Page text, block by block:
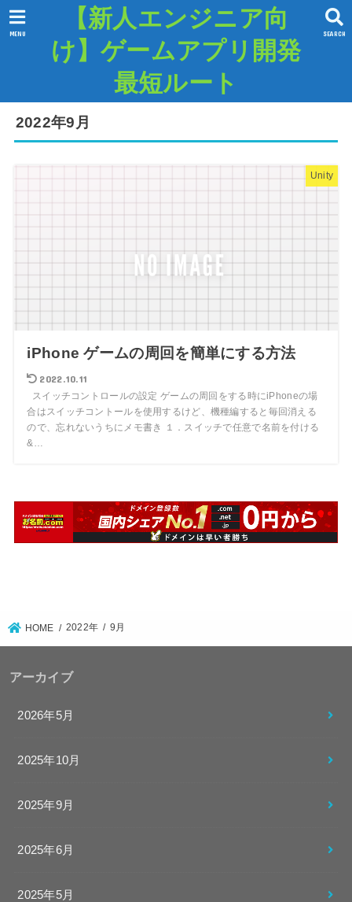
【新人エンジニア向
け】ゲームアプリ開発
最短ルート
SEARCH
MENU
2022年9月
Unity
iPhone ゲームの周回を簡単にする方法
2022.10.11
スイッチコントロールの設定 ゲームの周回をする時にiPhoneの場
合はスイッチコントールを使用するけど、機種編すると毎回消える
ので、忘れないうちにメモ書き １．スイッチで任意で名前を付ける
&…
HOME 2022年 9月
アーカイブ
2026年5月
2025年10月
2025年9月
2025年6月
2025年5月